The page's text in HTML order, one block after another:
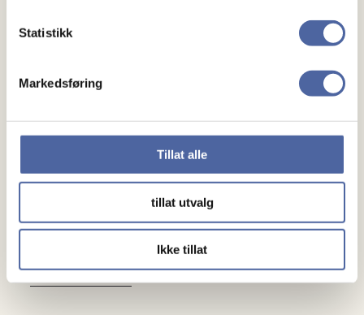
Statistikk
Markedsføring
Tillat alle
tillat utvalg
Ikke tillat
Om MS
Lokalforeninger